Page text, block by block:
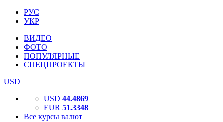
РУС
УКР
ВИДЕО
ФОТО
ПОПУЛЯРНЫЕ
СПЕЦПРОЕКТЫ
USD
USD 44.4869
EUR 51.3348
Все курсы валют